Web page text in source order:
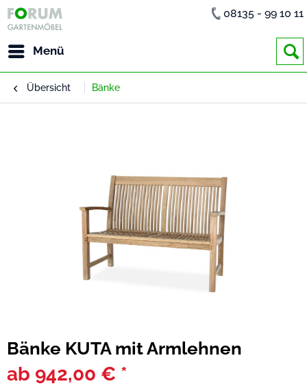
Menü
08135 - 99 10 11
Übersicht Bänke
Bänke KUTA mit Armlehnen
ab 942,00 € *